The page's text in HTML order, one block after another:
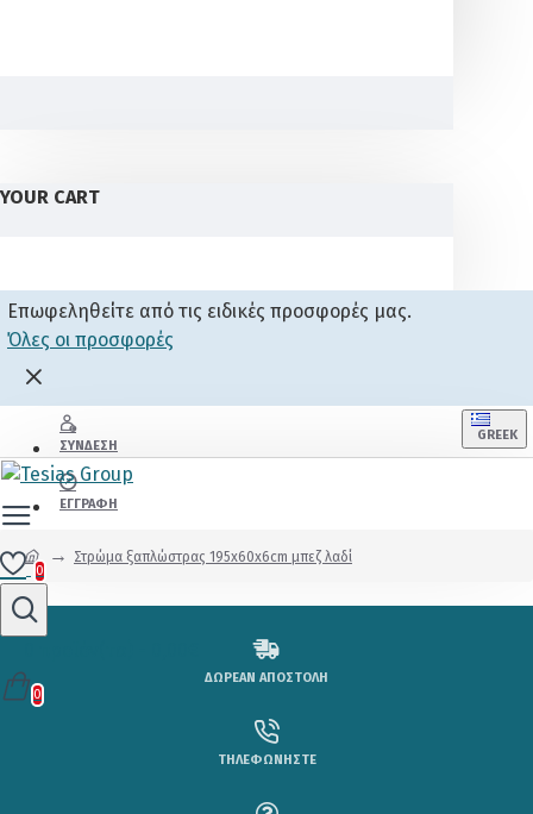
YOUR CART
Επωφεληθείτε από τις ειδικές προσφορές μας.
Όλες οι προσφορές
ΣΎΝΔΕΣΗ
ΕΓΓΡΑΦΉ
GREEK
0
0
Στρώμα ξαπλώστρας 195x60x6cm μπεζ λαδί
ΔΩΡΕΑΝ ΑΠΟΣΤΟΛΗ
ΤΗΛΕΦΩΝΗΣΤΕ